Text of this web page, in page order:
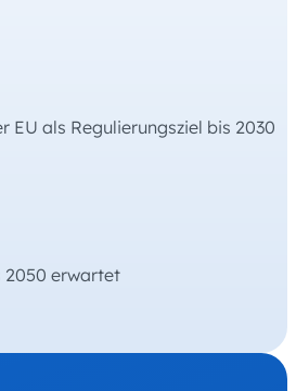
EU als Regulierungsziel bis 2030
2050 erwartet